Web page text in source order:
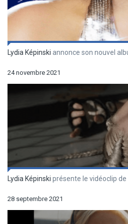
Lydia Képinski annonce son nouvel
24 novembre 2021
Lydia Képinski présente le vidéoclip
28 septembre 2021